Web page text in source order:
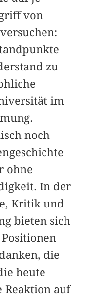
von
zu
im
noch
ohne
In der
Kritik und
bieten sich
die
heute
auf